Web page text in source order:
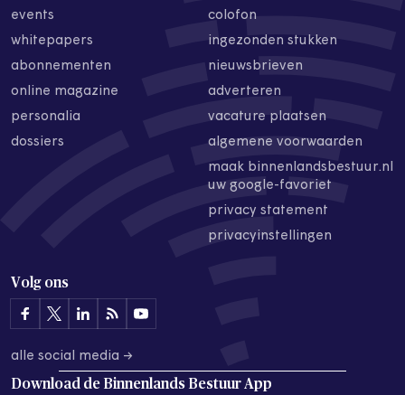
events
whitepapers
abonnementen
online magazine
personalia
dossiers
colofon
ingezonden stukken
nieuwsbrieven
adverteren
vacature plaatsen
algemene voorwaarden
maak binnenlandsbestuur.nl
uw google-favoriet
privacy statement
privacyinstellingen
Volg ons
alle social media →
Download de Binnenlands Bestuur App